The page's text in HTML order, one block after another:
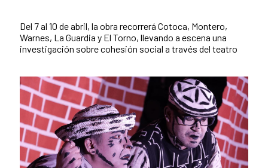
Del 7 al 10 de abril, la obra recorrerá Cotoca, Montero,
Warnes, La Guardia y El Torno, llevando a escena una
investigación sobre cohesión social a través del teatro